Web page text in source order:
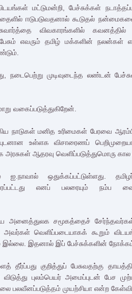
மட்டுமன்றி, பேச்சுக்கள்
ஈடுபடுவதனால் கூடுதல்
விவகாரங்களில்
பேசும் எவரும் தமிழ் மக்களின் நலன்கள்
நடைபெற்று முடிவுடைந்த லண்டன்
வகைப்படுத்துகிறேன்.
நாடுகள் மனித உரிமைகள் பேரவை
உள்ளக விசாரைணப்
ஆதரவு வெளிப்படுத்துமொரு கால
ஒதுக்கப்பட்டுள்ளது.
எனப் பலரையும் நம்ப
அனைத்துலக சமூகத்தைச்
அவர்கள் வெளிப்படையாகக் கூறும்
இல்லை. இதனால் இப் பேச்சுக்களின்
தீர்ப்பது குறித்துப் பேசுவதற்கு
புலம்பெயர் அமைப்புடன் பேச
பலவீனப்படுத்தம் முயற்சியா என்ற